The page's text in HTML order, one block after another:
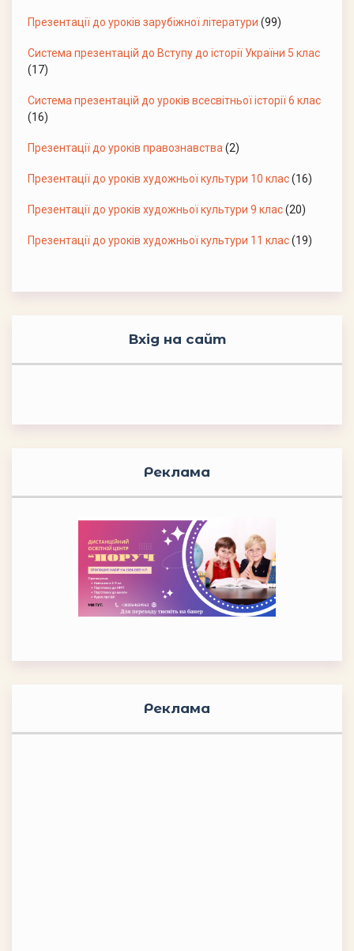
Презентації до уроків зарубіжної літератури (99)
Система презентацій до Вступу до історії України 5 клас
(17)
Система презентацій до уроків всесвітньої історії 6 клас
(16)
Презентації до уроків правознавства (2)
Презентації до уроків художньої культури 10 клас(16)
Презентації до уроків художньої культури 9 клас(20)
Презентації до уроків художньої культури 11 клас(19)
Вхід на сайт
Реклама
Реклама